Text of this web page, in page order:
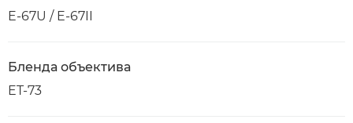
E-67U / E-67II
Бленда объектива
ET-73